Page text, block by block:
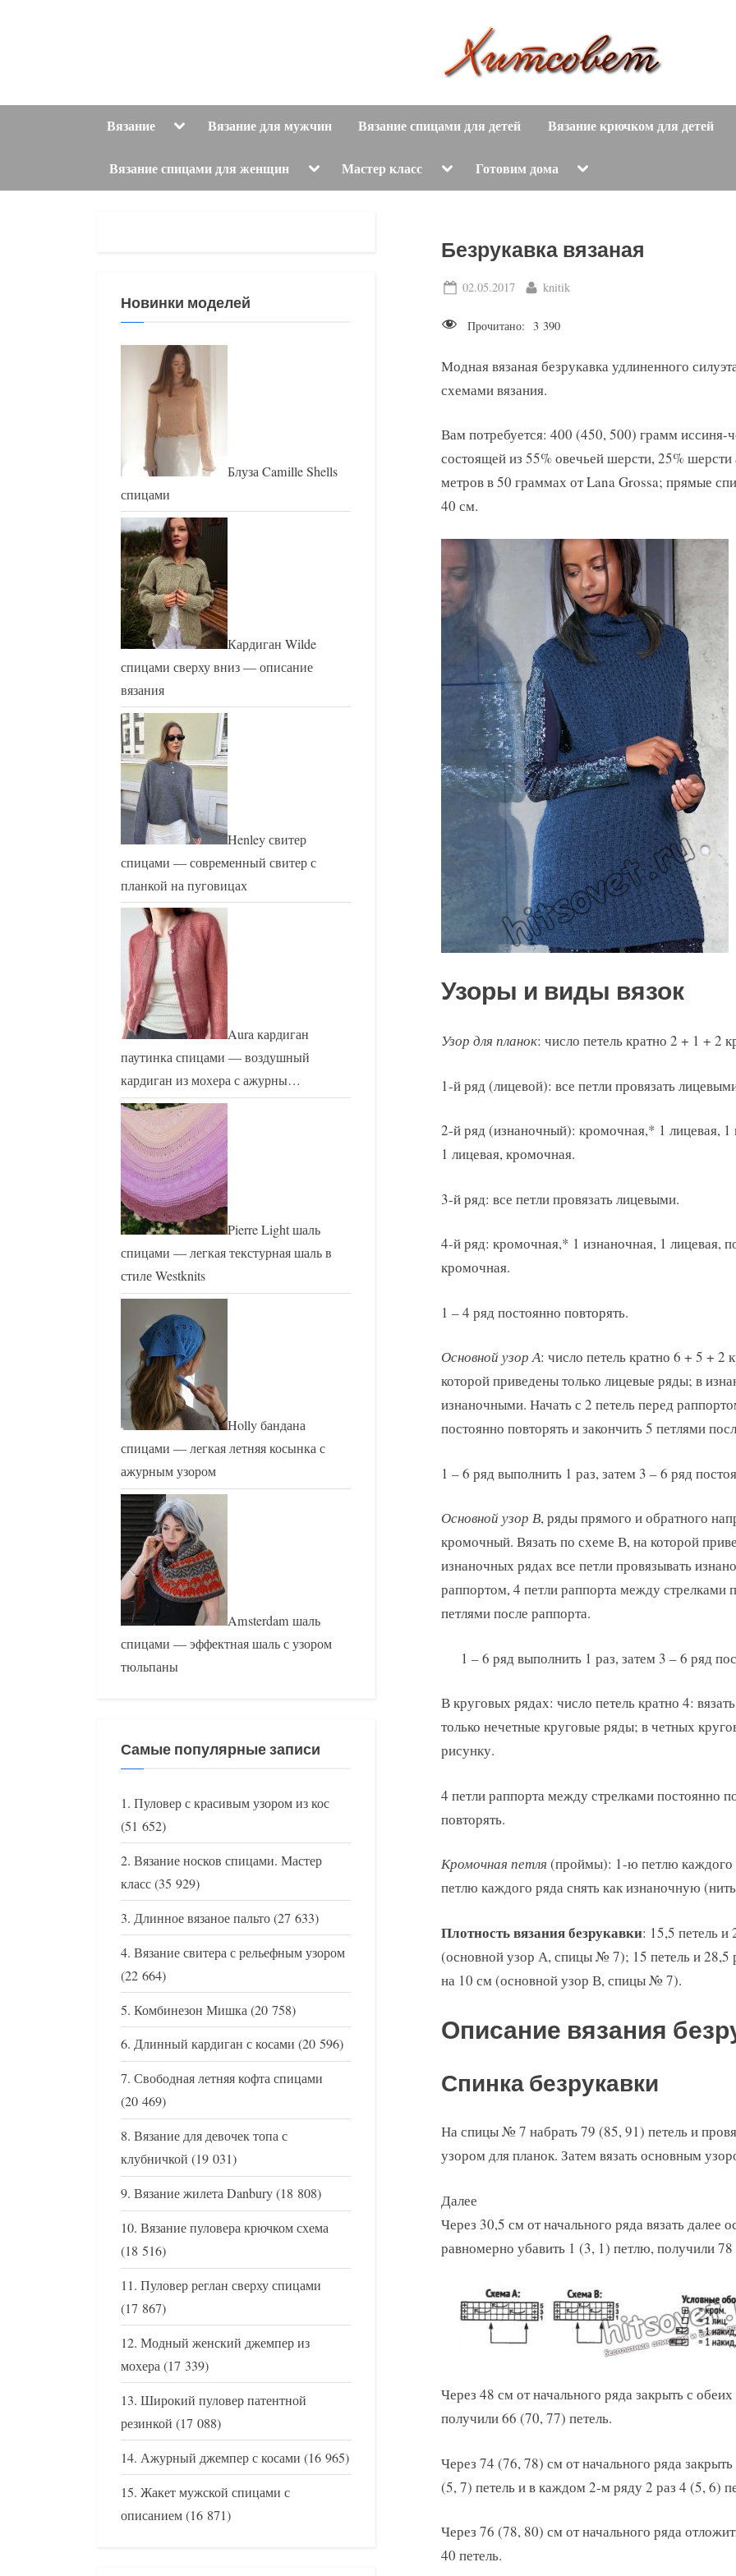
и
т
о
в
е
вязание
с
описанием
и
Вязание ToggleВязание для мужчин Вязание спицами для детей Вязание крючком для детей
Вязание спицами для женщин Toggle
menu
Мастер класс Toggle
menu
Готовим дома Toggle
menu
Безрукавка вязаная
Posted
02.05.2017 By
knitik
Прочитано: 3 390
Модная вязаная безрукавка удлиненного
схемами вязания.
Вам потребуется: 400 (450, 500) грамм
состоящей из 55% овечьей шерсти, 25%
метров в 50 граммах от Lana Grossa; прямые
40 см.
Узоры и виды вязок
Узор для планок: число петель кратно 2 + 1 + 2
1-й ряд (лицевой): все петли провязать
2-й ряд (изнаночный): кромочная,* 1 лицевая, 1
1 лицевая, кромочная.
3-й ряд: все петли провязать лицевыми.
4-й ряд: кромочная,* 1 изнаночная, 1 лицевая,
кромочная.
1 – 4 ряд постоянно повторять.
Основной узор А: число петель кратно 6 + 5 +
которой приведены только лицевые ряды; в
изнаночными. Начать с 2 петель перед
постоянно повторять и закончить 5 петлями
1 – 6 ряд выполнить 1 раз, затем 3 – 6 ряд
Основной узор В, ряды прямого и обратного
кромочный. Вязать по схеме В, на которой
изнаночных рядах все петли провязывать
раппортом, 4 петли раппорта между стрелками
петлями после раппорта.
1 – 6 ряд выполнить 1 раз, затем 3 – 6 ряд
В круговых рядах: число петель кратно 4:
только нечетные круговые ряды; в четных
рисунку.
4 петли раппорта между стрелками постоянно
повторять.
Кромочная петля (проймы): 1-ю петлю каждого
петлю каждого ряда снять как изнаночную
Плотность вязания безрукавки: 15,5 петель и
(основной узор А, спицы № 7); 15 петель и 28,5
на 10 см (основной узор В, спицы № 7).
Описание вязания
Спинка безрукавки
На спицы № 7 набрать 79 (85, 91) петель и
узором для планок. Затем вязать основным
Далее
Через 30,5 см от начального ряда вязать
равномерно убавить 1 (3, 1) петлю, получили 78
Через 48 см от начального ряда закрыть с
получили 66 (70, 77) петель.
Через 74 (76, 78) см от начального ряда
(5, 7) петель и в каждом 2-м ряду 2 раз 4 (5, 6)
Через 76 (78, 80) см от начального ряда
40 петель.
Новинки моделей
Блуза Camille Shells
спицами
Кардиган Wilde
спицами сверху вниз — описание
вязания
Henley свитер
спицами — современный свитер с
планкой на пуговицах
Aura кардиган
паутинка спицами — воздушный
кардиган из мохера с ажурны…
Pierre Light шаль
спицами — легкая текстурная шаль в
стиле Westknits
Holly бандана
спицами — легкая летняя косынка с
ажурным узором
Amsterdam шаль
спицами — эффектная шаль с узором
тюльпаны
Самые популярные записи
Пуловер с красивым узором из кос
(51 652)
Вязание носков спицами. Мастер
класс(35 929)
Длинное вязаное пальто(27 633)
Вязание свитера с рельефным узором
(22 664)
Комбинезон Мишка(20 758)
Длинный кардиган с косами (20 596)
Свободная летняя кофта спицами
(20 469)
Вязание для девочек топа с
клубничкой (19 031)
Вязание жилета Danbury(18 808)
Вязание пуловера крючком схема
(18 516)
Пуловер реглан сверху спицами
(17 867)
Модный женский джемпер из
мохера(17 339)
Широкий пуловер патентной
резинкой (17 088)
Ажурный джемпер с косами (16 965)
Жакет мужской спицами с
описанием(16 871)